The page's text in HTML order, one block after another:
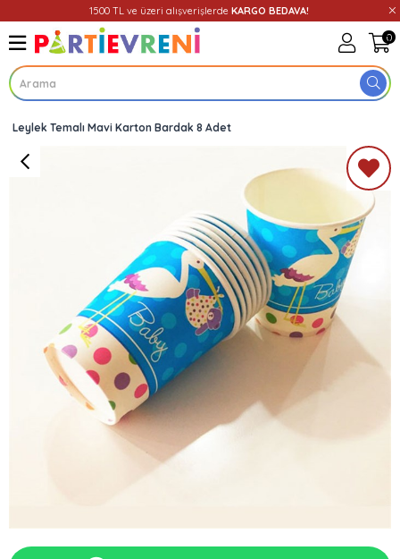
1500 TL ve üzeri alışverişlerde KARGO BEDAVA!
0
Üye Girişi Üye Ol
Leylek Temalı Mavi Karton Bardak 8 Adet